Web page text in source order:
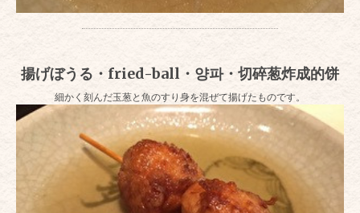
揚げぼうる・fried-ball・양파・切碎葱炸成的饼
細かく刻んだ玉葱と魚のすり身を混ぜて揚げたものです。